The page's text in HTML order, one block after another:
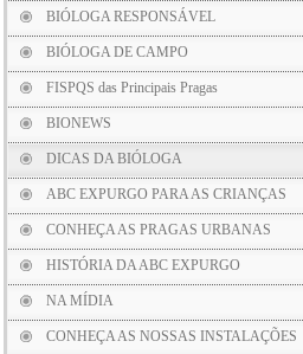
BIÓLOGA RESPONSÁVEL
BIÓLOGA DE CAMPO
FISPQS das Principais Pragas
BIONEWS
DICAS DA BIÓLOGA
ABC EXPURGO PARA AS CRIANÇAS
CONHEÇA AS PRAGAS URBANAS
HISTÓRIA DA ABC EXPURGO
NA MÍDIA
CONHEÇA AS NOSSAS INSTALAÇÕES